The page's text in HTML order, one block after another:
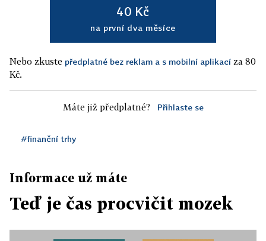
40 Kč
na první dva měsíce
Nebo zkuste předplatné bez reklam a s mobilní aplikací za 80
Kč.
Máte již předplatné? Přihlaste se
#finanční trhy
Informace už máte
Teď je čas procvičit mozek